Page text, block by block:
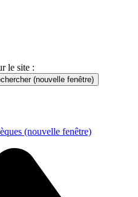
le site :
(nouvelle fenêtre)
(nouvelle fenêtre)